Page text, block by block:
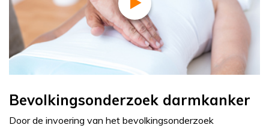
Bevolkingsonderzoek darmkanker
Door de invoering van het bevolkingsonderzoek